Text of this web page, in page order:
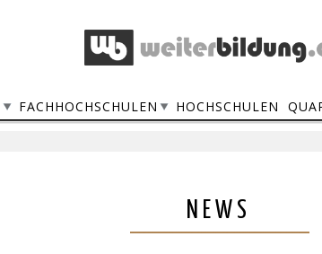
FACHHOCHSCHULEN HOCHSCHULEN
NEWS